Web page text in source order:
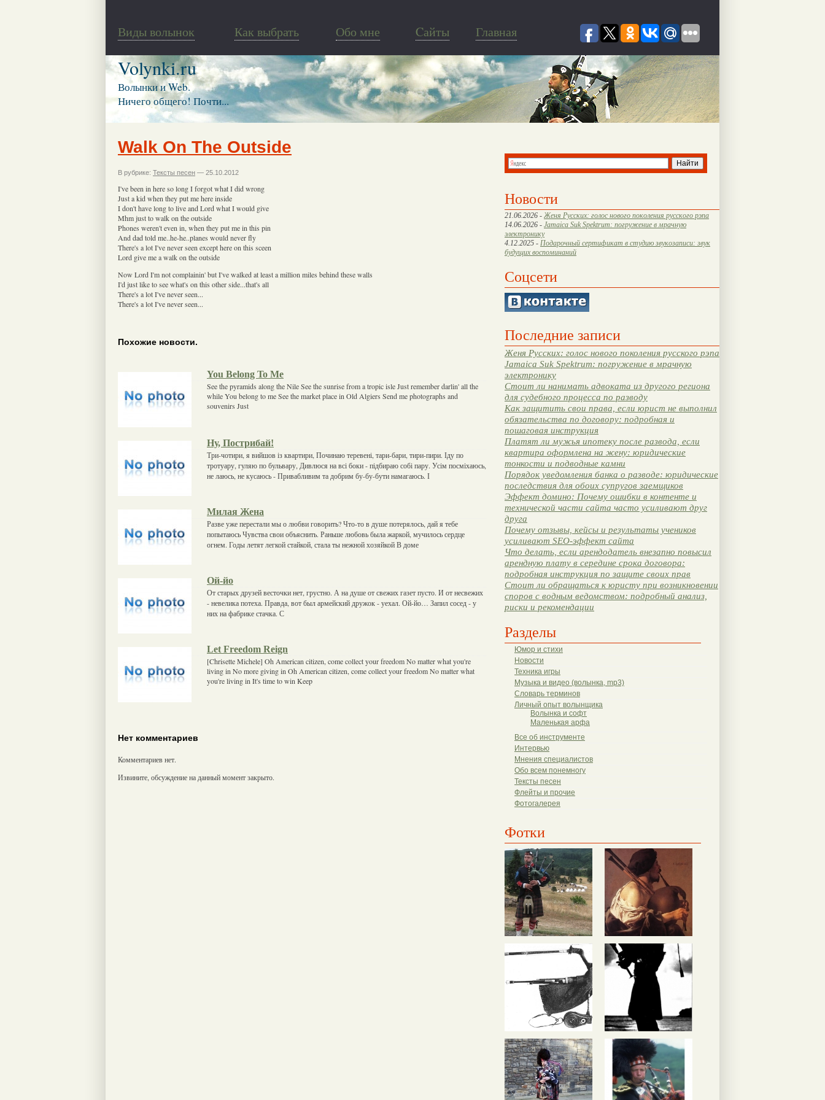
Виды волынок Как выбрать Обо мне Cайты Главная
Volynki.ru
Волынки и Web.
Ничего общего! Почти...
Новости
21.06.2026 - Женя Русских: голос нового поколения русского рэпа
14.06.2026 - Jamaica Suk Spektrum: погружение в мрачную
электронику
4.12.2025 - Подарочный сертификат в студию звукозаписи: звук
будущих воспоминаний
Соцсети
Последние записи
Женя Русских: голос нового поколения русского рэпа
Jamaica Suk Spektrum: погружение в мрачную
электронику
Стоит ли нанимать адвоката из другого региона
для судебного процесса по разводу
Как защитить свои права, если юрист не выполнил
обязательства по договору: подробная и
пошаговая инструкция
Платят ли мужья ипотеку после развода, если
квартира оформлена на жену: юридические
тонкости и подводные камни
Порядок уведомления банка о разводе: юридические
последствия для обоих супругов заемщиков
Эффект домино: Почему ошибки в контенте и
технической части сайта часто усиливают друг
друга
Почему отзывы, кейсы и результаты учеников
усиливают SEO-эффект сайта
Что делать, если арендодатель внезапно повысил
арендную плату в середине срока договора:
подробная инструкция по защите своих прав
Стоит ли обращаться к юристу при возникновении
споров с водным ведомством: подробный анализ,
риски и рекомендации
Разделы
Юмор и стихи
Новости
Техника игры
Музыка и видео (волынка, mp3)
Словарь терминов
Личный опыт волынщика
Волынка и софт
Маленькая арфа
Все об инструменте
Интервью
Мнения специалистов
Обо всем понемногу
Тексты песен
Флейты и прочие
Фотогалерея
Фотки
Walk On The Outside
В рубрике: Тексты песен — 25.10.2012
I've been in here so long I forgot what I did wrong
Just a kid when they put me here inside
I don't have long to live and Lord what I would give
Mhm just to walk on the outside
Phones weren't even in, when they put me in this pin
And dad told me..he-he..planes would never fly
There's a lot I've never seen except here on this sceen
Lord give me a walk on the outside
Now Lord I'm not complainin' but I've walked at least a million miles behind these walls
I'd just like to see what's on this other side...that's all
There's a lot I've never seen...
There's a lot I've never seen...
Похожие новости.
You Belong To Me
See the pyramids along the Nile See the sunrise from a tropic isle Just remember darlin' all the
while You belong to me See the market place in Old Algiers Send me photographs and
souvenirs Just
Ну, Пострибай!
Три-чотири, я вийшов із квартири, Починаю теревені, тари-бари, тири-пири. Іду по
тротуару, гуляю по бульвару, Дивлюся на всі боки - підбираю собі пару. Усім посміхаюсь,
не лаюсь, не кусаюсь - Привабливим та добрим бу-бу-бути намагаюсь. І
Милая Жена
Разве уже перестали мы о любви говорить? Что-то в душе потерялось, дай я тебе
попытаюсь Чувства свои объяснить. Раньше любовь была жаркой, мучилось сердце
огнем. Годы летят легкой стайкой, стала ты нежной хозяйкой В доме
Ой-йо
От старых друзей весточки нет, грустно. А на душе от свежих газет пусто. И от несвежих
- невелика потеха. Правда, вот был армейский дружок - уехал. Ой-йо… Запил сосед - у
них на фабрике стачка. С
Let Freedom Reign
[Chrisette Michele] Oh American citizen, come collect your freedom No matter what you're
living in No more giving in Oh American citizen, come collect your freedom No matter what
you're living in It's time to win Keep
Нет комментариев
Комментариев нет.
Извините, обсуждение на данный момент закрыто.